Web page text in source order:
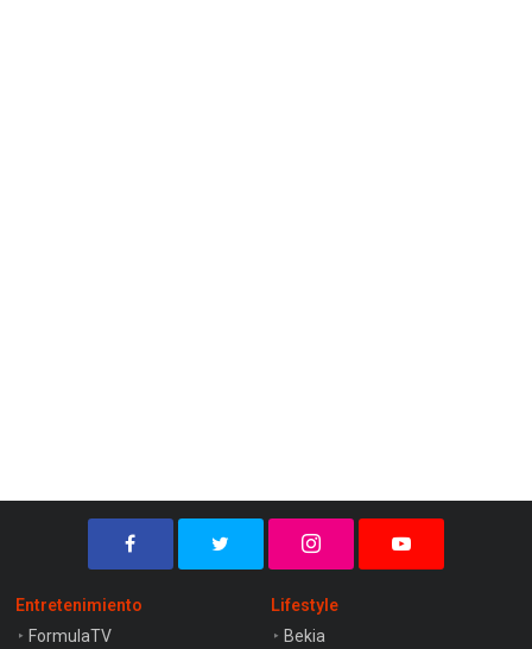
Entretenimiento
FormulaTV
Lifestyle
Bekia